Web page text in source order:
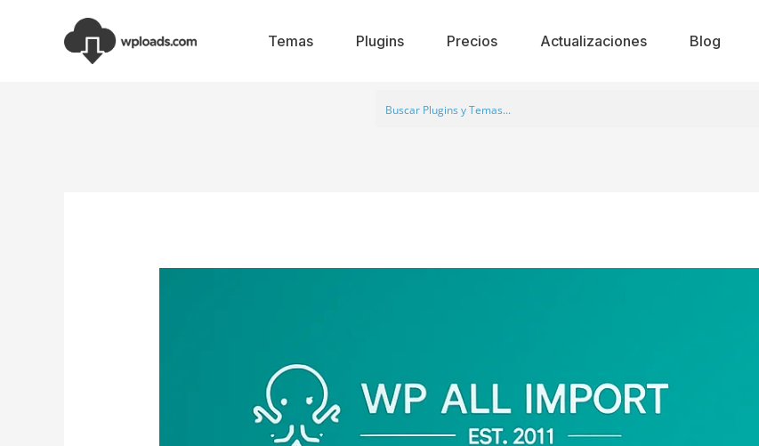
Temas Plugins Precios Actualizaciones Blog